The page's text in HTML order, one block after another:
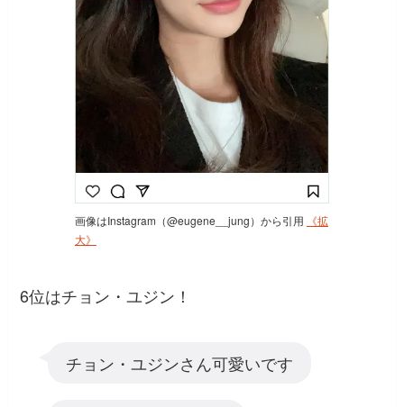
画像はInstagram（@eugene__jung）から引用
《拡
大》
6位はチョン・ユジン！
チョン・ユジンさん可愛いです